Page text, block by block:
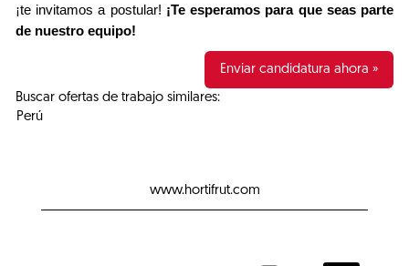
¡te invitamos a postular! ¡Te esperamos para que seas parte
de nuestro equipo!
Enviar candidatura ahora »
Buscar ofertas de trabajo similares:
Perú
www.hortifrut.com